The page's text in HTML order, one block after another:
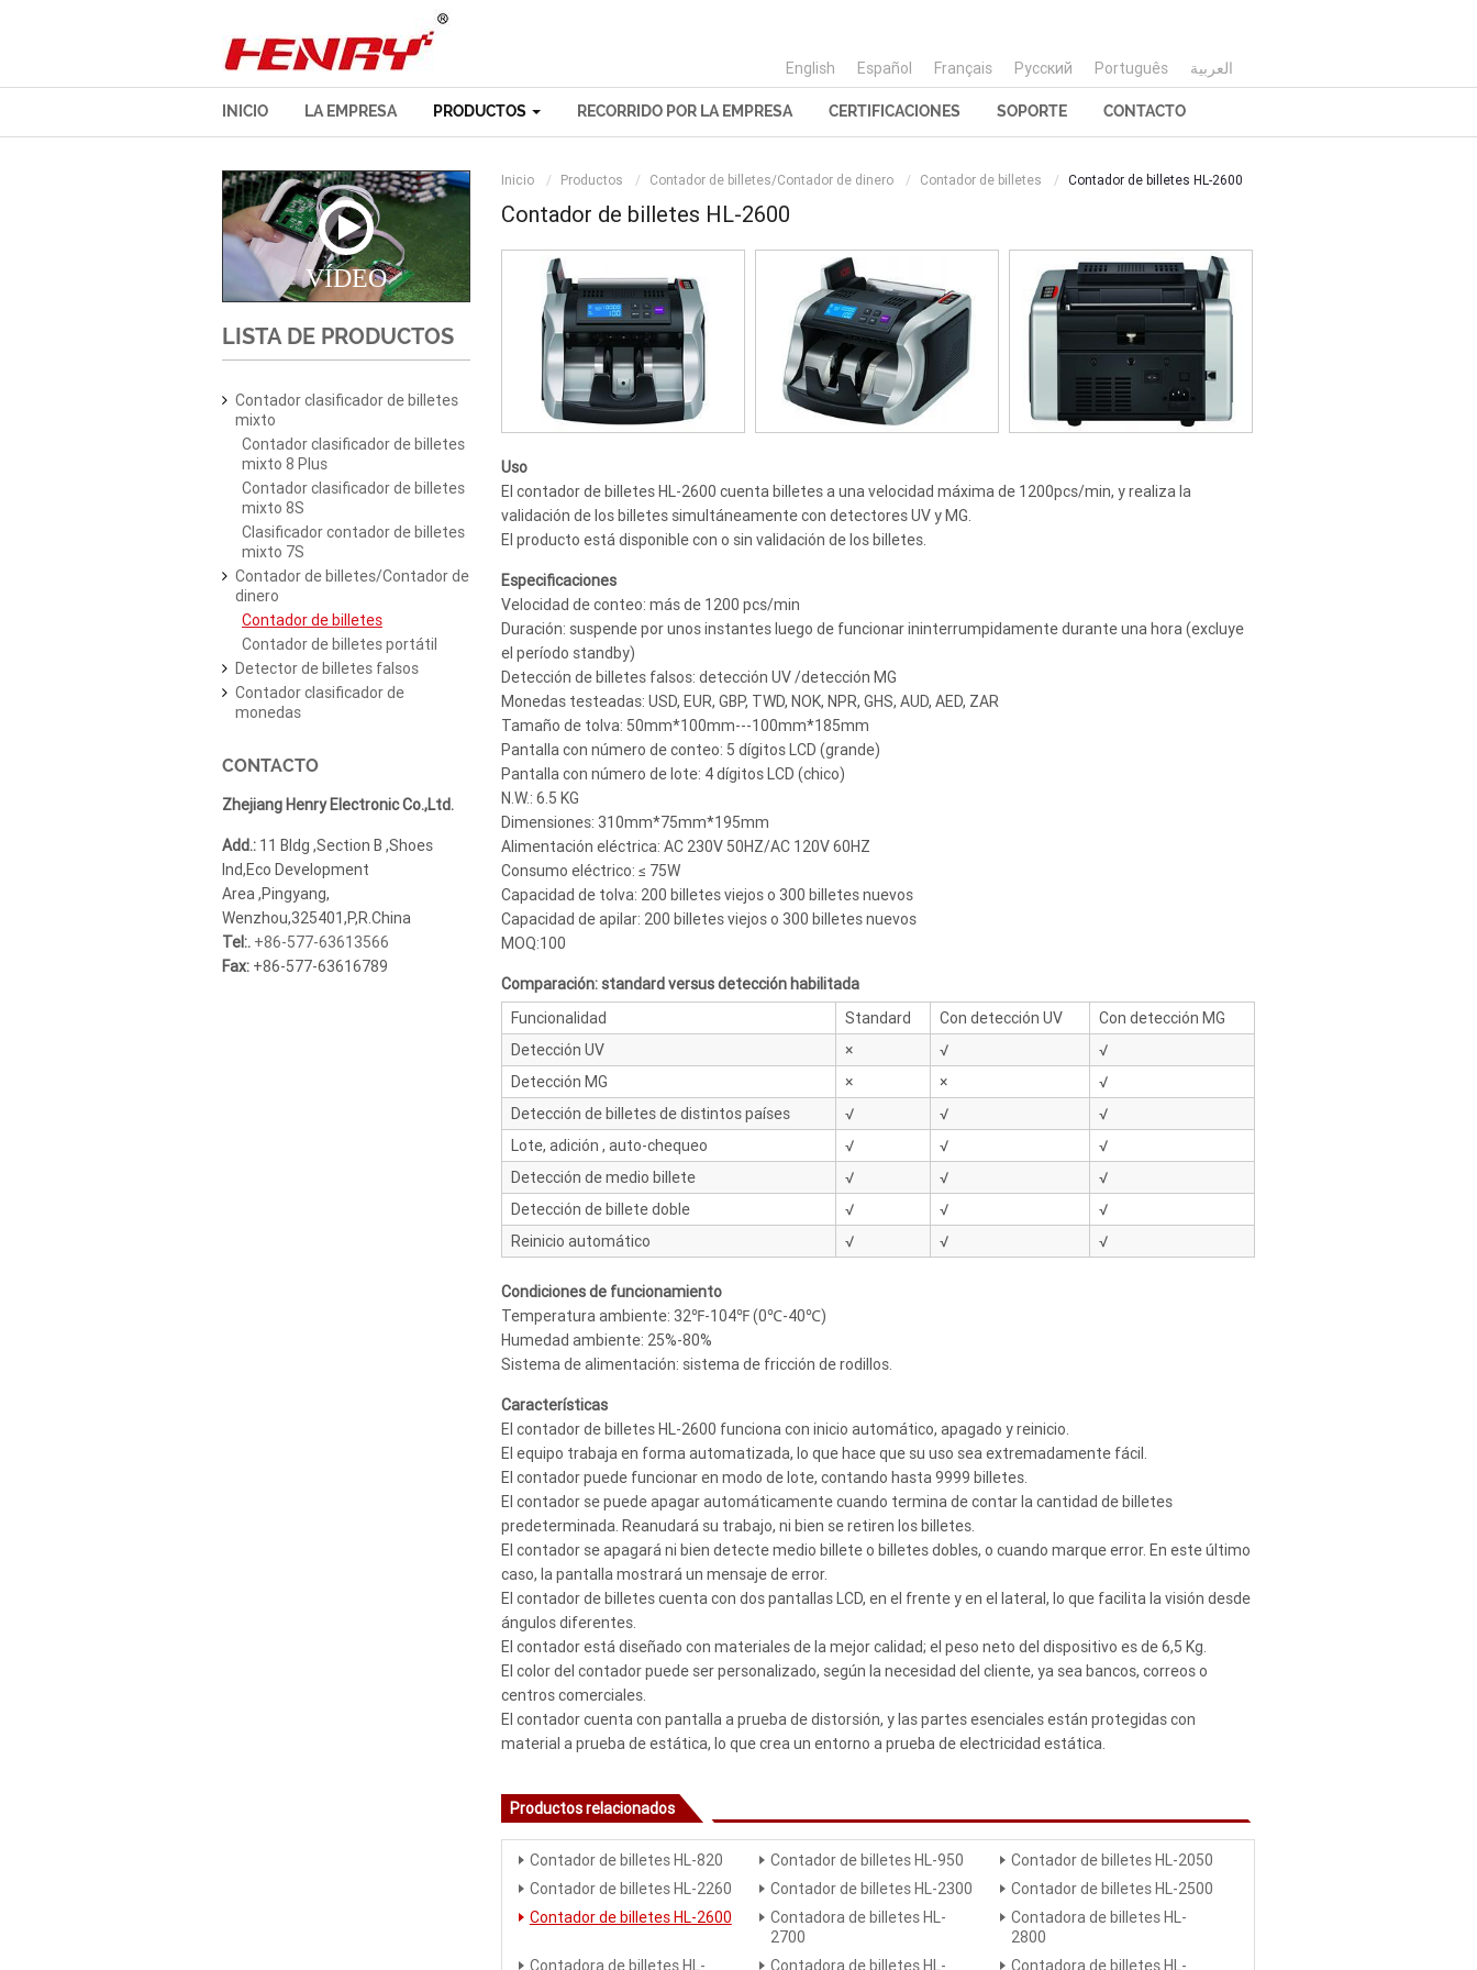
English Español Français Русский Português العربية
INICIO LA EMPRESA PRODUCTOS RECORRIDO POR LA EMPRESA CERTIFICACIONES SOPORTE CONTACTO
VÍDEO
Inicio Productos Contador de billetes/Contador de dinero Contador de billetes Contador de billetes HL-2600
Contador de billetes HL-2600
Uso
El contador de billetes HL-2600 cuenta billetes a una velocidad máxima de 1200pcs/min, y realiza la
validación de los billetes simultáneamente con detectores UV y MG.
El producto está disponible con o sin validación de los billetes.
Especificaciones
Velocidad de conteo: más de 1200 pcs/min
Duración: suspende por unos instantes luego de funcionar ininterrumpidamente durante una hora (excluye
el período standby)
Detección de billetes falsos: detección UV /detección MG
Monedas testeadas: USD, EUR, GBP, TWD, NOK, NPR, GHS, AUD, AED, ZAR
Tamaño de tolva: 50mm*100mm---100mm*185mm
Pantalla con número de conteo: 5 dígitos LCD (grande)
Pantalla con número de lote: 4 dígitos LCD (chico)
N.W.: 6.5 KG
Dimensiones: 310mm*75mm*195mm
Alimentación eléctrica: AC 230V 50HZ/AC 120V 60HZ
Consumo eléctrico: ≤ 75W
Capacidad de tolva: 200 billetes viejos o 300 billetes nuevos
Capacidad de apilar: 200 billetes viejos o 300 billetes nuevos
MOQ:100
Comparación: standard versus detección habilitada
Funcionalidad
Standard Con detección UV
Con detección MG
Detección UV
× √
√
Detección MG
× ×
√
Detección de billetes de distintos países
√ √
√
Lote, adición , auto-chequeo
√ √
√
Detección de medio billete
√ √
√
Detección de billete doble
√ √
√
Reinicio automático
√ √ √
Condiciones de funcionamiento
Temperatura ambiente: 32℉-104℉ (0℃-40℃)
Humedad ambiente: 25%-80%
Sistema de alimentación: sistema de fricción de rodillos.
Características
El contador de billetes HL-2600 funciona con inicio automático, apagado y reinicio.
El equipo trabaja en forma automatizada, lo que hace que su uso sea extremadamente fácil.
El contador puede funcionar en modo de lote, contando hasta 9999 billetes.
El contador se puede apagar automáticamente cuando termina de contar la cantidad de billetes
predeterminada. Reanudará su trabajo, ni bien se retiren los billetes.
El contador se apagará ni bien detecte medio billete o billetes dobles, o cuando marque error. En este último
caso, la pantalla mostrará un mensaje de error.
El contador de billetes cuenta con dos pantallas LCD, en el frente y en el lateral, lo que facilita la visión desde
ángulos diferentes.
El contador está diseñado con materiales de la mejor calidad; el peso neto del dispositivo es de 6,5 Kg.
El color del contador puede ser personalizado, según la necesidad del cliente, ya sea bancos, correos o
centros comerciales.
El contador cuenta con pantalla a prueba de distorsión, y las partes esenciales están protegidas con
material a prueba de estática, lo que crea un entorno a prueba de electricidad estática.
Productos relacionados
Contador de billetes HL-820 Contador de billetes HL-950
Contador de billetes HL-2050
Contador de billetes HL-2260
Contador de billetes HL-2300
Contador de billetes HL-2500
Contador de billetes HL-2600
Contadora de billetes HL-
2700
Contadora de billetes HL-
2800
Contadora de billetes HL-
Contadora de billetes HL- Contadora de billetes HL-
LISTA DE PRODUCTOS
Contador clasificador de billetes
mixto
Contador clasificador de billetes
mixto 8 Plus
Contador clasificador de billetes
mixto 8S
Clasificador contador de billetes
mixto 7S
Contador de billetes/Contador de
dinero
Contador de billetes
Contador de billetes portátil
Detector de billetes falsos
Contador clasificador de
monedas
CONTACTO
Zhejiang Henry Electronic Co.,Ltd.
Add.: 11 Bldg ,Section B ,Shoes
Ind,Eco Development
Area ,Pingyang,
Wenzhou,325401,P,R.China
Tel:. +86-577-63613566
Fax: +86-577-63616789